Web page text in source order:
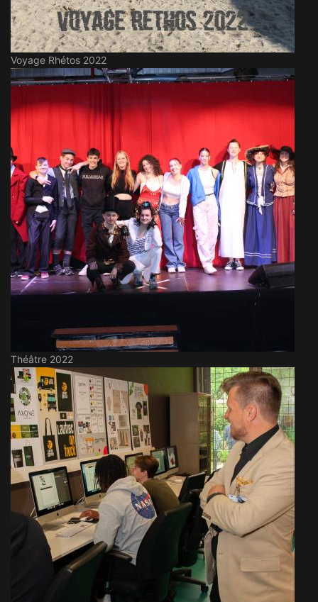
Voyage Rhétos 2022
Théâtre 2022